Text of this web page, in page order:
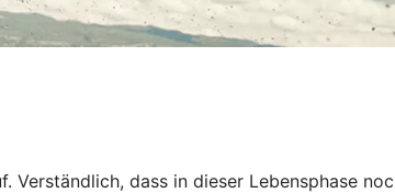
dass in dieser Lebensphase